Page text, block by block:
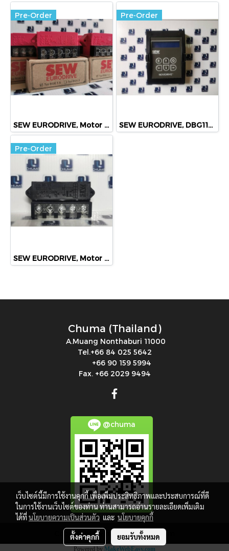
Pre-Order
SEW EURODRIVE, Motor Brake Rectifier, BG1.5, Brake rectifiers of the series BG1.0 / 1.2 / 1.4 / 1.5 / 2.4 / 3.0, BGE1.0 / 1.4 / 1.5 / 3.0, BGW, BEM1, BGM1, URM1, BMD1.5, BMS1.4 / 1.5 / 3.0, BME1.4 / 1.5 / 3.0, BMP1.4 / 1.5 / 3.0 / 3.1, BMH1.4 / 1.5 / 3.0,
Pre-Order
SEW EURODRIVE, DBG11B-08, 8241546
Pre-Order
SEW EURODRIVE, Motor Brake Rectifier Module 500V-AC 1.5A, BG1.5 825-384-6
Chuma (Thailand)
A.Muang Nonthaburi 11000
Tel.+66 84 025 5642
+66 90 159 5994
Fax. +66 2029 9494
@chuma
Copy right by makewebeasy.com
Powered by MakeWebEasy.com
เว็บไซต์นี้มีการใช้งานคุกกี้ เพื่อเพิ่มประสิทธิภาพและประสบการณ์ที่ดี
ในการใช้งานเว็บไซต์ของท่าน ท่านสามารถอ่านรายละเอียดเพิ่มเติม
ได้ที่นโยบายความเป็นส่วนตัว และ นโยบายคุกกี้
ตั้งค่าคุกกี้ ยอมรับทั้งหมด